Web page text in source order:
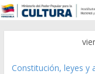
Constitución, leyes y